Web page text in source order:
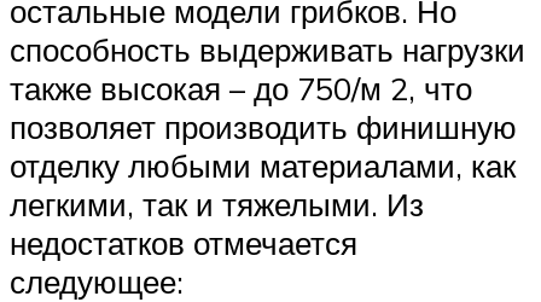
остальные модели грибков. Но
способность выдерживать нагрузки
также высокая – до 750/м 2, что
позволяет производить финишную
отделку любыми материалами, как
легкими, так и тяжелыми. Из
недостатков отмечается
следующее: